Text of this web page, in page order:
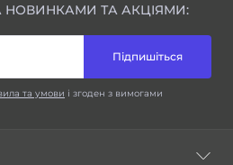
НОВИНКАМИ ТА АКЦІЯМИ:
Підпишіться
та умови і згоден з вимогами